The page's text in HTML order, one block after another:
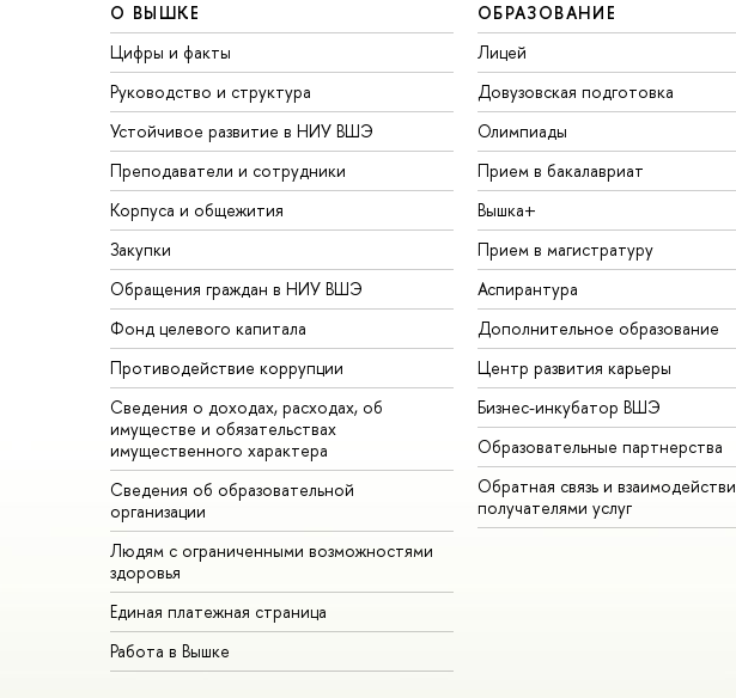
О ВЫШКЕ
Цифры и факты
Руководство и структура
Устойчивое развитие в НИУ ВШЭ
Преподаватели и сотрудники
Корпуса и общежития
Закупки
Обращения граждан в НИУ ВШЭ
Фонд целевого капитала
Противодействие коррупции
Сведения о доходах, расходах, об
имуществе и обязательствах
имущественного характера
Сведения об образовательной
организации
Людям с ограниченными возможностями
здоровья
Единая платежная страница
Работа в Вышке
ОБРАЗОВАНИЕ
Лицей
Довузовская подготовка
Олимпиады
Прием в бакалавриат
Вышка+
Прием в магистратуру
Аспирантура
Дополнительное образование
Центр развития карьеры
Бизнес-инкубатор ВШЭ
Образовательные партнерства
Обратная связь и
получателями услуг